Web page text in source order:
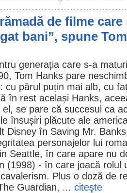
de filme
bani”, spune
generația care s-a
Tom Hanks pare
cu părul puțin mai alb, cu
în rest același Hanks,
se pare că succesul ca
însușiri plăcute ale
Disney în Saving Mr. Banks
personajelor lui
Seattle, în care apare nu
(1998) - în care joacă rolul
Plus o doză de
Guardian, ... citeşte